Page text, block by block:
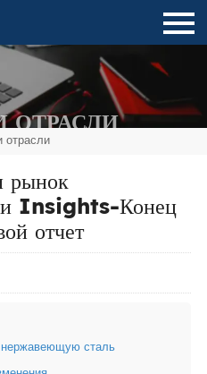
ОТРАСЛИ
отрасли
рынок
Insights-Конец
отчет
нержавеющую сталь